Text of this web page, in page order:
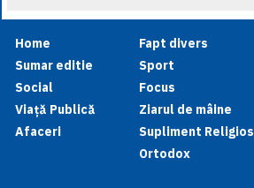
Home
Sumar editie
Social
Viață Publică
Afaceri
Fapt divers
Sport
Focus
Ziarul de mâine
Supliment Religios
Ortodox